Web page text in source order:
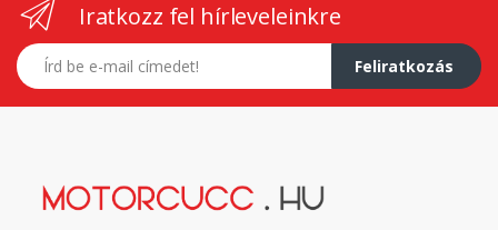
Iratkozz fel hírleveleinkre
E-mail címed
Feliratkozás